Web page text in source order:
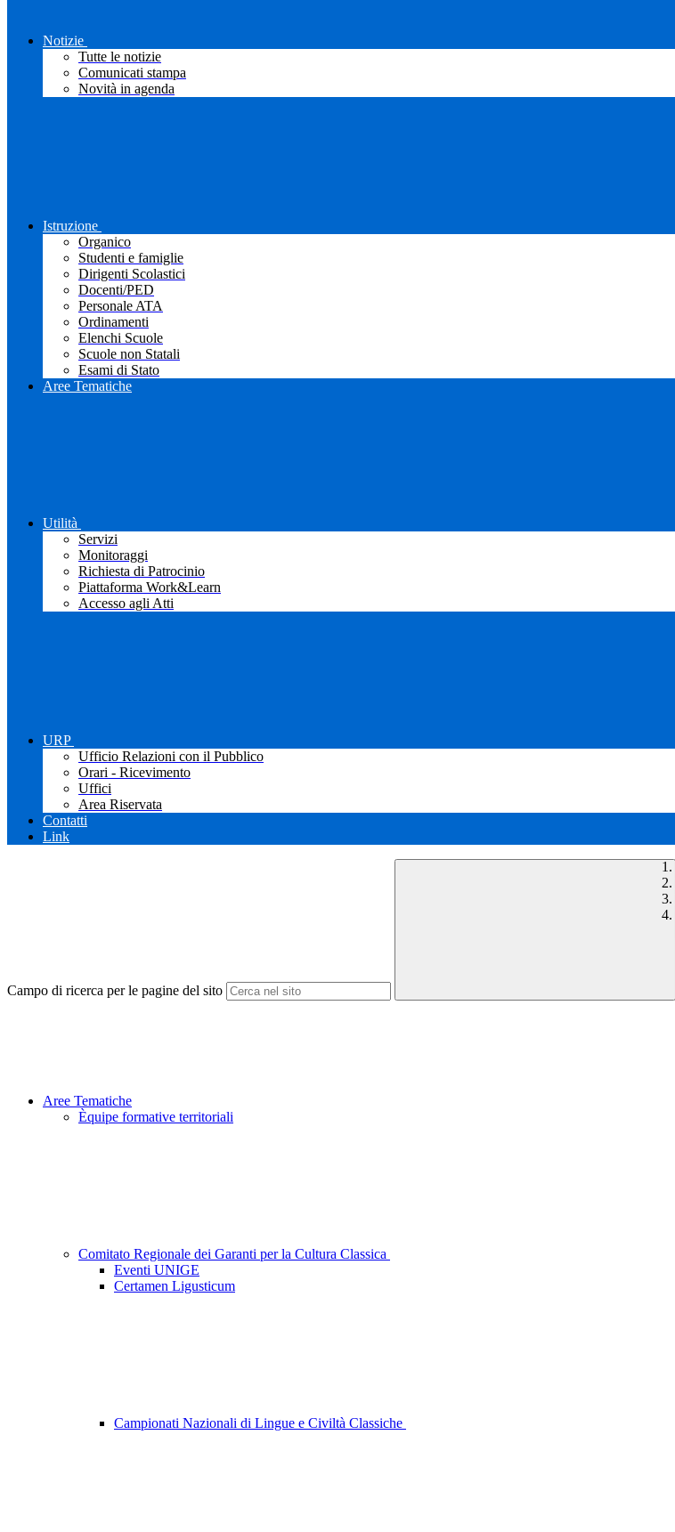
Notizie
Tutte le notizie
Comunicati stampa
Novità in agenda
Istruzione
Organico
Studenti e famiglie
Dirigenti Scolastici
Docenti/PED
Personale ATA
Ordinamenti
Elenchi Scuole
Scuole non Statali
Esami di Stato
Aree Tematiche
Utilità
Servizi
Monitoraggi
Richiesta di Patrocinio
Piattaforma Work&Learn
Accesso agli Atti
URP
Ufficio Relazioni con il Pubblico
Orari - Ricevimento
Uffici
Area Riservata
Contatti
Link
Campo di ricerca per le pagine del sito
Aree Tematiche
Èquipe formative territoriali
Comitato Regionale dei Garanti per la Cultura Classica
Eventi UNIGE
Certamen Ligusticum
Campionati Nazionali di Lingue e Civiltà Classiche